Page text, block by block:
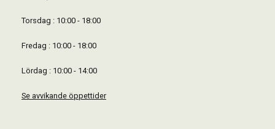
Torsdag : 10:00 - 18:00
Fredag : 10:00 - 18:00
Lördag : 10:00 - 14:00
Se avvikande öppettider